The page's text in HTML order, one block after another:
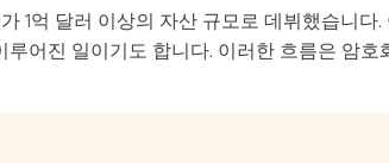
1억 달러 이상의 자산 규모로 데뷔했습니다
어진 일이기도 합니다. 이러한 흐름은 암호